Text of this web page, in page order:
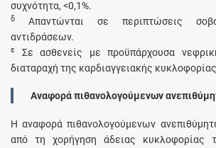
συχνότητα, <0,1%.
δ
Απαντώνται σε περιπτώσεις
αντιδράσεων.
ε
Σε ασθενείς με προϋπάρχουσα
διαταραχή της καρδιαγγειακής κυκλοφορίας
Αναφορά πιθανολογούμενων
Η αναφορά πιθανολογούμενων
από τη χορήγηση άδειας κυκλοφορίας